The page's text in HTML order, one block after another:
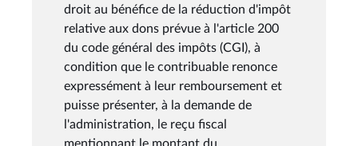
droit au bénéfice de la réduction d'impôt
relative aux dons prévue à l'article 200
du code général des impôts (CGI), à
condition que le contribuable renonce
expressément à leur remboursement et
puisse présenter, à la demande de
l'administration, le reçu fiscal
mentionnant le montant du